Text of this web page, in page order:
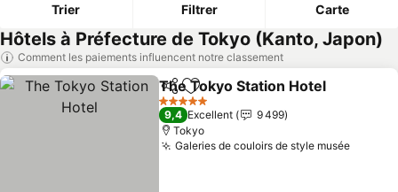
Trier Filtrer Carte
Hôtels à Préfecture de Tokyo (Kanto, Japon)
Comment les paiements influencent notre classement
PartagerAjouter à mes favoris
The Tokyo Station Hotel
5 Étoiles
9,4 Excellent
9 499
Tokyo
Galeries de couloirs de style musée